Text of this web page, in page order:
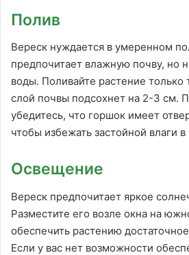
Полив
Вереск нуждается в умеренном
предпочитает влажную почву, но
воды. Поливайте растение только
слой почвы подсохнет на 2-3 см.
убедитесь, что горшок имеет
чтобы избежать застойной влаги в
Освещение
Вереск предпочитает яркое
Разместите его возле окна на
обеспечить растению
Если у вас нет возможности